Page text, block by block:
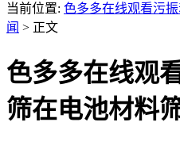
当前位置: 色多多在线观看污
闻 > 正文
色多多在线观
筛在电池材料